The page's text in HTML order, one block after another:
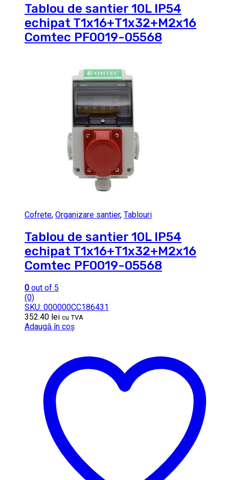
Tablou de santier 10L IP54
echipat T1x16+T1x32+M2x16
Comtec PF0019-05568
Cofrete, Organizare santier, Tablouri
Tablou de santier 10L IP54
echipat T1x16+T1x32+M2x16
Comtec PF0019-05568
0 out of 5
(0)
SKU: 000000CC186431
352.40 lei cu TVA
Adaugă în coș